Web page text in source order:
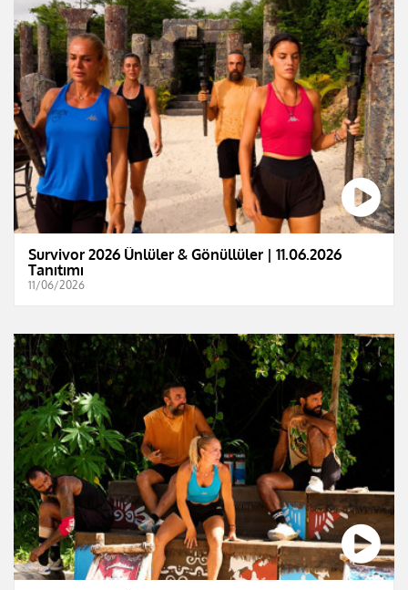
Survivor 2026 Ünlüler & Gönüllüler | 11.06.2026
Tanıtımı
11/06/2026